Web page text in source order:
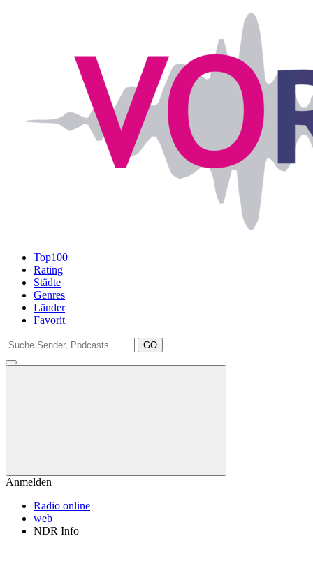
Top100
Rating
Städte
Genres
Länder
Favorit
GO
Anmelden
Radio online
web
NDR Info